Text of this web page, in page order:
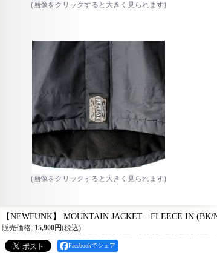
(画像をクリックすると大きく見られます)
(画像をクリックすると大きく見られます)
【NEWFUNK】 MOUNTAIN JACKET - FLEECE IN (BK/
販売価格: 15,900円(税込)
Facebookでシェア